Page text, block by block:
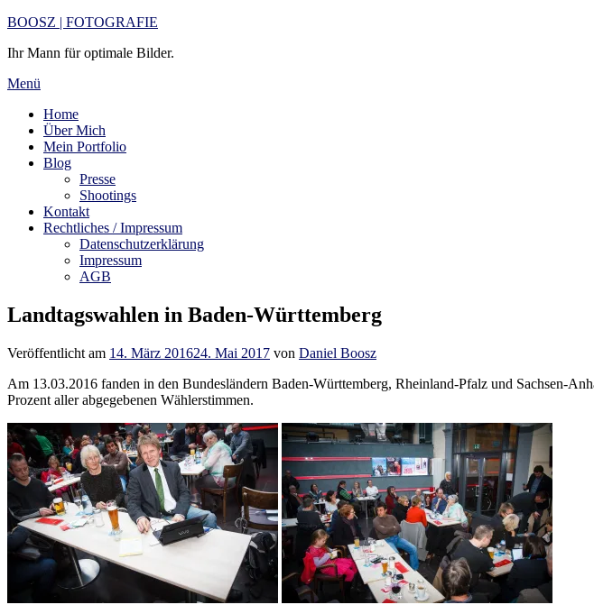
Zum
springen
BOOSZ | FOTOGRAFIE
Ihr Mann für optimale Bilder.
Menü
Home
Über Mich
Mein Portfolio
Blog
Presse
Shootings
Kontakt
Rechtliches / Impressum
Datenschutzerklärung
Impressum
AGB
Landtagswahlen in Baden-Württemberg
Veröffentlicht am 14. März 201624. Mai 2017 von Daniel Boosz
Am 13.03.2016 fanden in den Bundesländern Baden-Württemberg, Rheinland-Pfalz und Sachsen-
Prozent aller abgegebenen Wählerstimmen.